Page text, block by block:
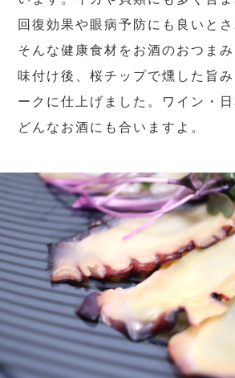
回復効果や眼病予防にも良いとさ
そんな健康食材をお酒のおつま
味付け後、桜チップで燻した旨
ークに仕上げました。ワイン・日
どんなお酒にも合いますよ。